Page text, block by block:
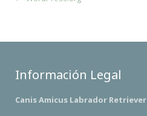
Información Legal
Canis Amicus Labrador Retriever